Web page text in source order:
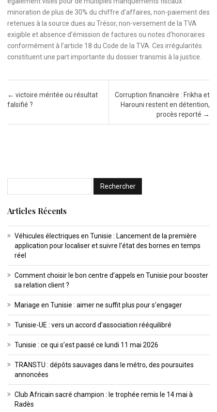
minoration de plus de 30% du chiffre d’affaires, non-paiement des
retenues à la source dues au Trésor, non-versement de la TVA
exigible et absence d’émission de factures ou notes d’honoraires
conformément à l’article 18 du Code de la TVA. Ces irrégularités
constituent une part importante du dossier transmis à la justice.
Post navigation
← victoire méritée ou résultat
falsifié ?
Corruption financière : Frikha et
Harouni restent en détention,
procès reporté →
Articles Récents
Véhicules électriques en Tunisie : Lancement de la première
application pour localiser et suivre l’état des bornes en temps
réel
Comment choisir le bon centre d’appels en Tunisie pour booster
sa relation client ?
Mariage en Tunisie : aimer ne suffit plus pour s’engager
Tunisie-UE : vers un accord d’association rééquilibré
Tunisie : ce qui s’est passé ce lundi 11 mai 2026
TRANSTU : dépôts sauvages dans le métro, des poursuites
annoncées
Club Africain sacré champion : le trophée remis le 14 mai à
Radès